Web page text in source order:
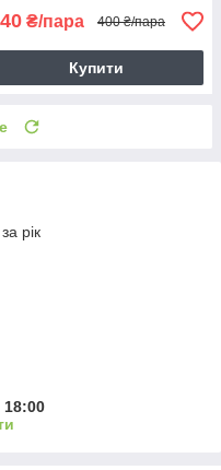
₴/пара 400 ₴/пара
Купити
рік
18:00